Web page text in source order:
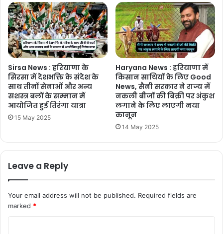
Sirsa News : हरियाणा के
सिरसा में देशभक्ति के संदेश के
साथ तीनों सेनाओं और अन्य
सशस्त्र बलों के सम्मान में
आयोजित हुई तिरंगा यात्रा
15 May 2025
Haryana News : हरियाणा में
किसान साथियों के लिए Good
News, सैनी सरकार ने राज्य में
नकली बीजों की बिक्री पर अंकुश
लगाने के लिए लाएगी नया
कानून
14 May 2025
Leave a Reply
Your email address will not be published. Required fields are
marked *